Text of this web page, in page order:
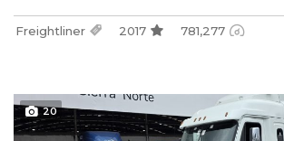
Freightliner 2017 781,277
20